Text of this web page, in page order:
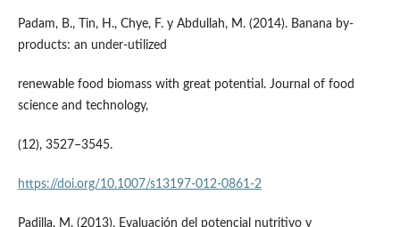
Padam, B., Tin, H., Chye, F. y Abdullah, M. (2014). Banana by-
products: an under-utilized
renewable food biomass with great potential. Journal of food
science and technology,
(12), 3527–3545.
https://doi.org/10.1007/s13197-012-0861-2
Padilla, M. (2013). Evaluación del potencial nutritivo y